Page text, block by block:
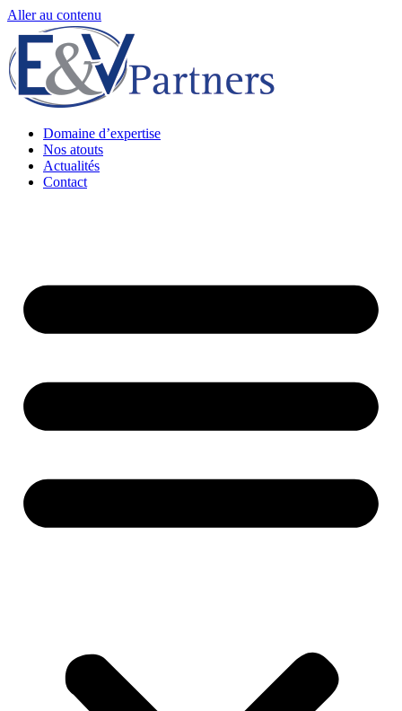
Aller au contenu
Domaine d’expertise
Nos atouts
Actualités
Contact